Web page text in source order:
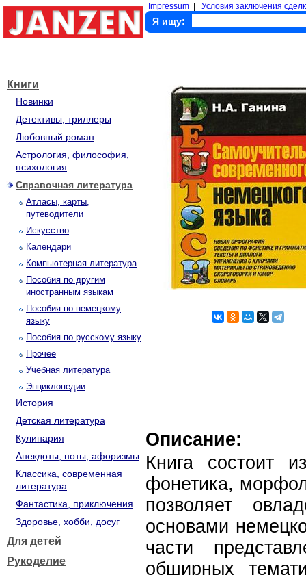
Impressum Условия заключения
Я ищу:
Книги
Новинки
Детективы, триллеры
Любовный роман
Астрология, философия,
психология
Справочная литература
Атласы, карты,
путеводители
Искусство
Календари
Компьютерная литература
Пособия по другим
иностранным языкам
Пособия по немецкому
языку
Пособия по русскому языку
Прочее
Учебная литература
Энциклопедии
История
Детская литература
Кулинария
Анекдоты, ноты, афоризмы
Классика, современная
литература
Фантастика, приключения
Здоровье, хобби, досуг
Для детей
Рукоделие
Описание:
Книга состоит
фонетика,
позволяет
основами
части
обширных